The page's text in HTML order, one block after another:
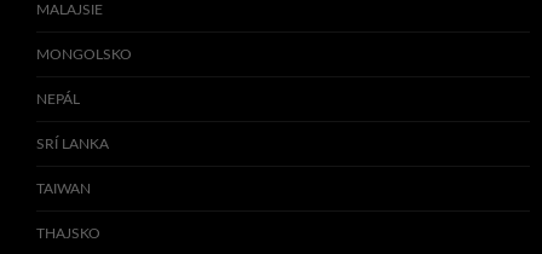
MALAJSIE
MONGOLSKO
NEPÁL
SRÍ LANKA
TAIWAN
THAJSKO